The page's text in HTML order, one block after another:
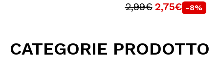
2,99€ 2,75€ -8%
CATEGORIE PRODOTTO